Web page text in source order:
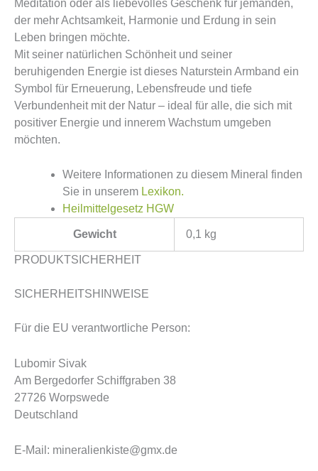
Meditation oder als liebevolles Geschenk für jemanden,
der mehr Achtsamkeit, Harmonie und Erdung in sein
Leben bringen möchte.
Mit seiner natürlichen Schönheit und seiner
beruhigenden Energie ist dieses Naturstein Armband ein
Symbol für Erneuerung, Lebensfreude und tiefe
Verbundenheit mit der Natur – ideal für alle, die sich mit
positiver Energie und innerem Wachstum umgeben
möchten.
Weitere Informationen zu diesem Mineral finden
Sie in unserem Lexikon.
Heilmittelgesetz HGW
Gewicht 0,1 kg
PRODUKTSICHERHEIT
SICHERHEITSHINWEISE
Für die EU verantwortliche Person:
Lubomir Sivak
Am Bergedorfer Schiffgraben 38
27726 Worpswede
Deutschland
E-Mail: mineralienkiste@gmx.de